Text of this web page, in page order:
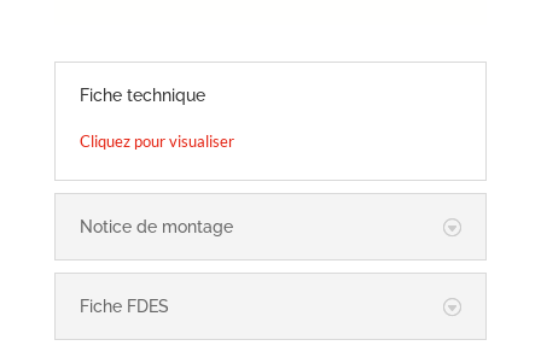
Fiche technique
Cliquez pour visualiser
Notice de montage
Fiche FDES